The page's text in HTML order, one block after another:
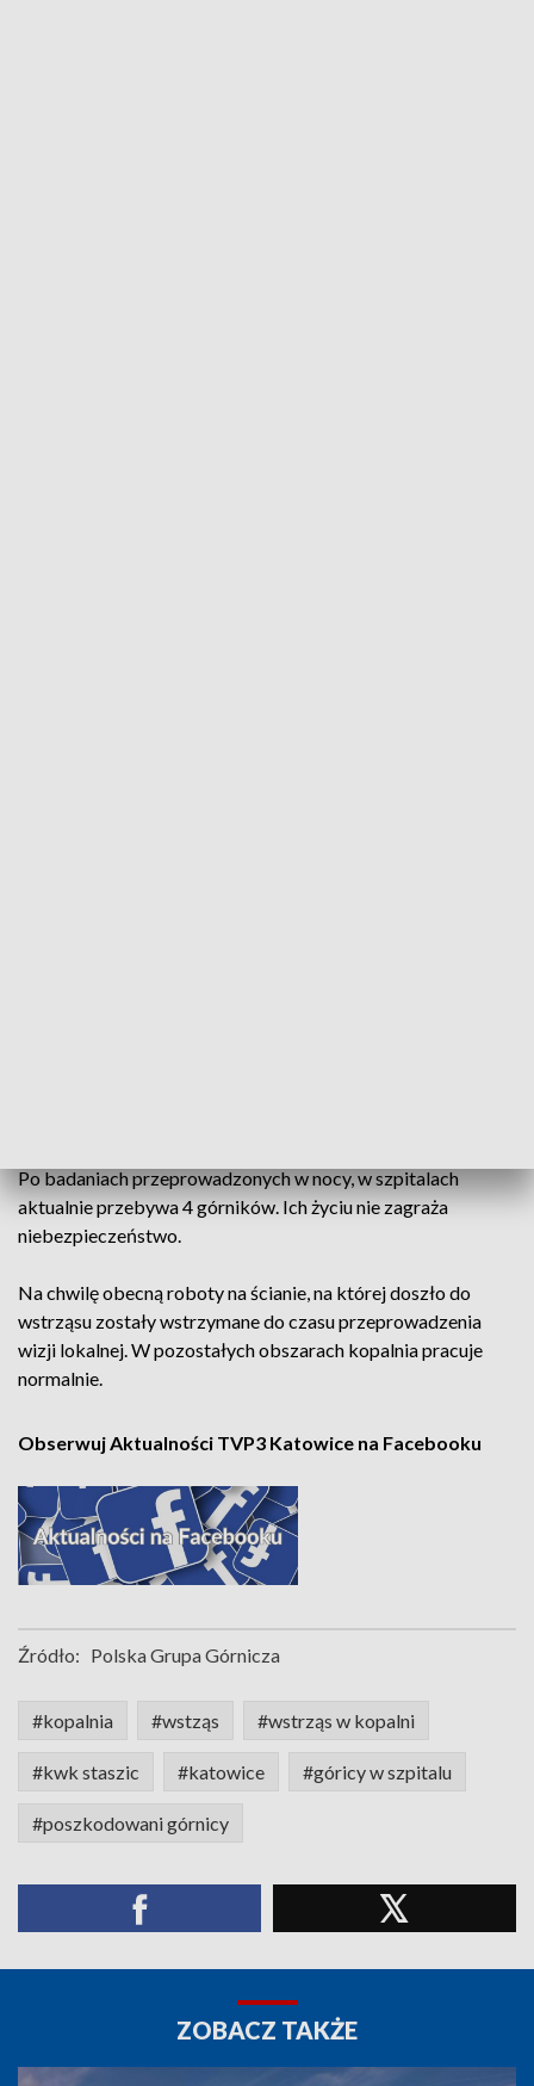
Po badaniach przeprowadzonych w nocy, w szpitalach
aktualnie przebywa 4 górników. Ich życiu nie zagraża
niebezpieczeństwo.
Na chwilę obecną roboty na ścianie, na której doszło do
wstrząsu zostały wstrzymane do czasu przeprowadzenia
wizji lokalnej. W pozostałych obszarach kopalnia pracuje
normalnie.
Obserwuj Aktualności TVP3 Katowice na Facebooku
Źródło: Polska Grupa Górnicza
#kopalnia #wstząs #wstrząs w kopalni
#kwk staszic #katowice #góricy w szpitalu
#poszkodowani górnicy
ZOBACZ TAKŻE